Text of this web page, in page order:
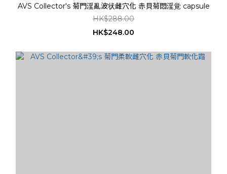
AVS Collector's 菊門淫亂波状雌穴化 赤貝菊悶淫覚 capsule
HK$288.00
HK$248.00